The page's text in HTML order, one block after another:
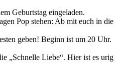
Geburtstag eingeladen.
Pop stehen: Ab mit euch in die
geben! Beginn ist um 20 Uhr.
„Schnelle Liebe“. Hier ist es urig